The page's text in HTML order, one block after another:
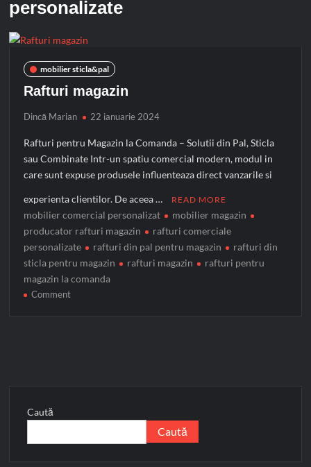
personalizate
mobilier sticla&pal
Rafturi magazin
Dincă Marian 22 ianuarie 2024
Rafturi pentru Magazin la Comanda – Solutii din Pal, Sticla
sau Combinate Intr-un spatiu comercial modern, modul in
care sunt expuse produsele influenteaza direct vanzarile si
experienta clientilor. De aceea … READ MORE
mobilier comercial personalizat
mobilier magazin
producator rafturi magazin
rafturi comerciale
personalizate
rafturi din pal pentru magazin
rafturi din
sticla pentru magazin
rafturi magazin
rafturi pentru
magazin la comanda
Commenton
Caută
Caută